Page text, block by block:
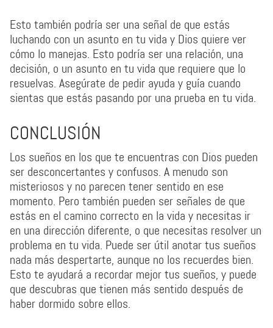
Esto también podría ser una señal de que estás
luchando con un asunto en tu vida y Dios quiere ver
cómo lo manejas. Esto podría ser una relación, una
decisión, o un asunto en tu vida que requiere que lo
resuelvas. Asegúrate de pedir ayuda y guía cuando
sientas que estás pasando por una prueba en tu vida.
CONCLUSIÓN
Los sueños en los que te encuentras con Dios pueden
ser desconcertantes y confusos. A menudo son
misteriosos y no parecen tener sentido en ese
momento. Pero también pueden ser señales de que
estás en el camino correcto en la vida y necesitas ir
en una dirección diferente, o que necesitas resolver un
problema en tu vida. Puede ser útil anotar tus sueños
nada más despertarte, aunque no los recuerdes bien.
Esto te ayudará a recordar mejor tus sueños, y puede
que descubras que tienen más sentido después de
haber dormido sobre ellos.